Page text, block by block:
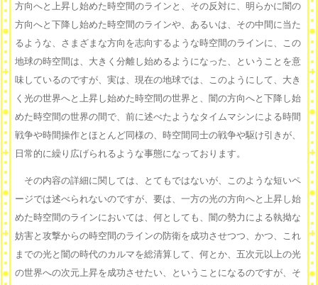
方向へと上昇し始めた時空間のラインと、その反対に、明らかに闇の
方向へと下降し始めた時空間のラインや、あるいは、その中間に当た
るような、さまざまな方向を志向するような時空間のラインに、この
地球の時空間は、大きく分離し始めるようになった、ということを意
味しているのですが、実は、現在の地球では、このようにして、大き
く光の世界へと上昇し始めた時空間の世界と、闇の方向へと下降し始
めた時空間の世界の間で、前に述べたようなタイムマシンによる時間
戦争や時間操作とほとんど同様の、時空間同士の戦争や駆け引きが、
日常的に繰り広げられるような事態になっております。
その内容の詳細に関しては、とてもではないが、このような短いペ
ージでは述べられないのですが、要は、一方の光の方向へと上昇し始
めた時空間のラインにおいては、何としても、闇の勢力による執拗な
妨害と攻撃からの時空間のラインの防衛を成功させつつ、かつ、これ
までの光と闇の時代のカルマを総清算して、何とか、五次元以上の光
の世界への次元上昇を成功させたい、ということになるのですが、そ